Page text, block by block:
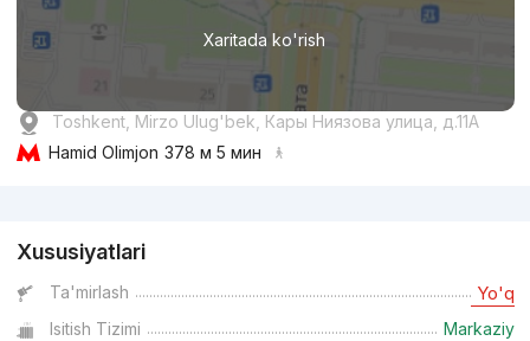
Xaritada ko'rish
Toshkent, Mirzo Ulug'bek, Кары Ниязова улица, д.11A
Hamid Olimjon 378 м 5 мин
Xususiyatlari
Ta'mirlash Yo'q
Isitish Tizimi
Markaziy